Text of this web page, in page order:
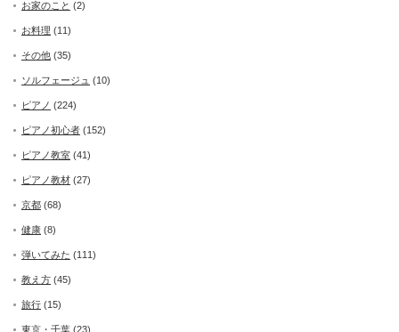
お家のこと (2)
お料理 (11)
その他 (35)
ソルフェージュ (10)
ピアノ (224)
ピアノ初心者 (152)
ピアノ教室 (41)
ピアノ教材 (27)
京都 (68)
健康 (8)
弾いてみた (111)
教え方 (45)
旅行 (15)
東京・千葉 (23)